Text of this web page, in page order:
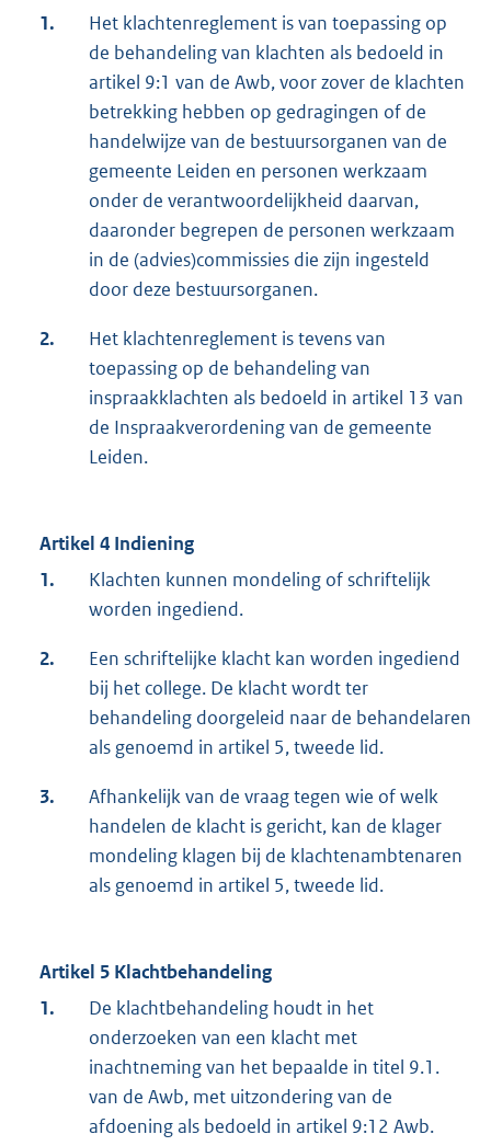
1.
Het klachtenreglement is van toepassing op
de behandeling van klachten als bedoeld in
artikel 9:1 van de Awb, voor zover de klachten
betrekking hebben op gedragingen of de
handelwijze van de bestuursorganen van de
gemeente Leiden en personen werkzaam
onder de verantwoordelijkheid daarvan,
daaronder begrepen de personen werkzaam
in de (advies)commissies die zijn ingesteld
door deze bestuursorganen.
2.
Het klachtenreglement is tevens van
toepassing op de behandeling van
inspraakklachten als bedoeld in artikel 13 van
de Inspraakverordening van de gemeente
Leiden.
Artikel 4 Indiening
1.
Klachten kunnen mondeling of schriftelijk
worden ingediend.
2.
Een schriftelijke klacht kan worden ingediend
bij het college. De klacht wordt ter
behandeling doorgeleid naar de behandelaren
als genoemd in artikel 5, tweede lid.
3.
Afhankelijk van de vraag tegen wie of welk
handelen de klacht is gericht, kan de klager
mondeling klagen bij de klachtenambtenaren
als genoemd in artikel 5, tweede lid.
Artikel 5 Klachtbehandeling
1.
De klachtbehandeling houdt in het
onderzoeken van een klacht met
inachtneming van het bepaalde in titel 9.1.
van de Awb, met uitzondering van de
afdoening als bedoeld in artikel 9:12 Awb.